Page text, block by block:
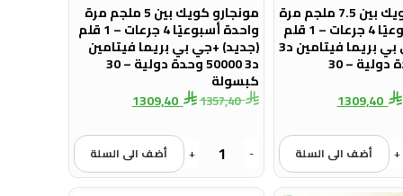
مونجارو كويك بين 7.5 ملجم مرة
واحدة أسبوعيًا 4 جرعات – 1 قلم
(جديد)+جي بي بريما فيتامين د3
50000 وحدة دولية – 30
1309,40
+ أضف الى السلة
مونجارو كويك بين 5 ملجم مرة
واحدة أسبوعيًا 4 جرعات – 1 قلم
(جديد) +جي بي بريما فيتامين
د3 50000 وحدة دولية – 30
كبسولة
1357,40
1309,40
-
+ أضف الى السلة